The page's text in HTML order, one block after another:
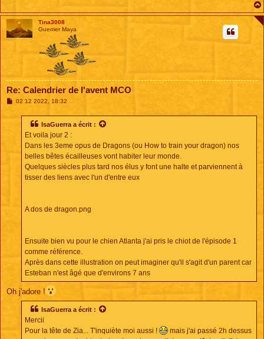
Tina3008
Guerrier Maya
Re: Calendrier de l'avent MCO
M02 12 2022, 18:32
IsaGuerra a écrit :
Et voila jour 2 :
Dans les 3eme opus de Dragons (ou How to train your dragon) nos
belles bêtes écailleuses vont habiter leur monde.
Quelques siècles plus tard nos élus y font une halte et parviennent à
tisser des liens avec l'un d'entre eux
A dos de dragon.png
Ensuite bien vu pour le chien Atlanta j'ai pris le chiot de l'épisode 1
comme référence.
Après dans cette illustration on peut imaginer qu'il s'agit d'un parent car
Esteban n'est âgé que d'environs 7 ans
Oh j'adore !
IsaGuerra a écrit :
Mercii
Pour la tête de Zia... T'inquiète moi aussi !
mais j'ai passé 2h dessus